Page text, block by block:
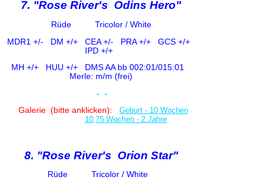
7. "Rose River's Odins Hero"
Rüde Tricolor / White
MDR1 +/- DM +/+ CEA +/-
PRA +/+ GCS +/+
IPD +/+
MH +/+ HUU +/+
DMS AA bb 002:01/015:01
Merle: m/m (frei)
- -
Galerie (bitte anklicken): Geburt - 10 Wochen
10,75 Wochen - 2 Jahre
8. "Rose River's Orion Star"
Rüde Tricolor / White